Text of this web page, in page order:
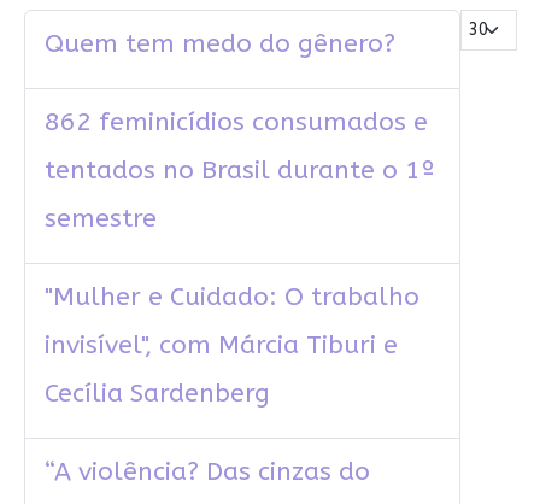
Mostrar #
Quem tem medo do gênero?
862 feminicídios consumados e
tentados no Brasil durante o 1º
semestre
"Mulher e Cuidado: O trabalho
invisível", com Márcia Tiburi e
Cecília Sardenberg
“A violência? Das cinzas do